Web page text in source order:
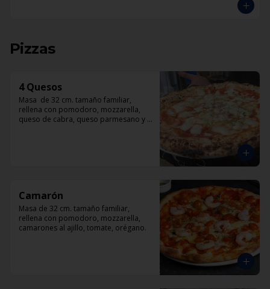
Pizzas
4 Quesos
Masa  de 32 cm. tamaño familiar,
rellena con pomodoro, mozzarella,
queso de cabra, queso parmesano y
Camarón
Masa de 32 cm. tamaño familiar,
rellena con pomodoro, mozzarella,
camarones al ajillo, tomate, orégano.